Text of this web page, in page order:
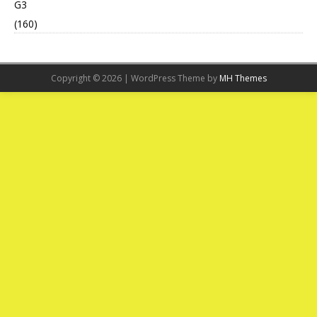
G3
(160)
Copyright © 2026 | WordPress Theme by MH Themes